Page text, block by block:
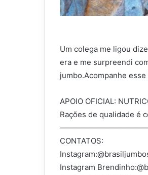
Um colega me ligou
era e me surpreendi
jumbo.Acompanhe
APOIO OFICIAL:
Rações de qualidade é
CONTATOS:
Instagram